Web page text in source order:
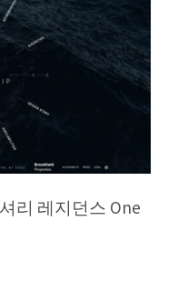
리 레지던스 One